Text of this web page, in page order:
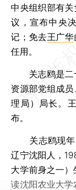
中央组织部有
议，宣布中央决
记；免去王广华
任用。
关志鸥是二
资源部党组成
理局）局长。
布。
关志鸥现年
辽宁沈阳人，
大学前身之一
读沈阳农业大